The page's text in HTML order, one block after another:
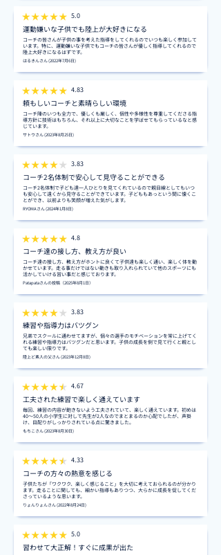
5.0
運動嫌いな子供でも陸上が大好きになる
コーチの皆さんが子供の事を考えた指導をしてくれるのでいつも楽しく参加して
います。特に、運動嫌いな子供でもコーチの皆さんが優しく指導してくれるので
陸上大好きになるはずです。
はるきんさん (2022年7月6日)
4.83
頼もしいコーチと素晴らしい環境
コーチ陣のいつも全力で、優しくも厳しく、個性や多様性を尊重してくださる指
導方針に技術はもちろん、それ以上に大切なことを学ばせてもらっているなと感
じています。
サトウさん (2023年8月25日)
3.83
コーチ2名体制で安心して見守ることができる
コーチ2名体制で子ども達一人ひとりを見てくれているので親目線としてもいつ
も安心して遠くから見守ることができています。子どももあっという間に懐くこ
とができ、以前よりも笑顔が増えた気がします。
RYOMAさん (2024年1月8日)
4.8
コーチ達の接し方、教え方が良い
コーチ達の接し方、教え方がホントに良くて子供達も楽しく通い、楽しく体を動
かせています。走る事だけではない動きも取り入れられていて他のスポーツにも
活かしていける習い事だと感じております。
Patapataさんの投稿（2025年8月1日）
3.83
練習や指導力はバツグン
兄弟でスクールに通わせてますが、個々の選手のモチベーションを常に上げてく
れる練習や指導力はバツグンだと思います。子供の成長を側で見て行くと親とし
ても楽しい限りです。
陸上ど素人の父さん (2023年12月8日)
4.67
工夫された練習で楽しく通えています
毎回、練習の内容が飽きないよう工夫されていて、楽しく通えています。初めは
40〜50人の小学生に対して先生が2人なのでまとまるのか心配でしたが、声掛
け、目配りがしっかりされている点に驚きました。
もちこさん (2023年8月30日)
4.33
コーチの方々の熱意を感じる
子供たちが「ワクワク、楽しく感じること」を大切に考えておられるのが分かり
ます。走ることに関しても、細かい指導もありつつ、大らかに成長を促してくだ
さっているような思います。
りょんりょんさん (2022年8月24日)
5.0
習わせて大正解！すぐに成果が出た